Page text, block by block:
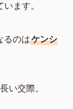
ます。
るのはケンシ
い交際。